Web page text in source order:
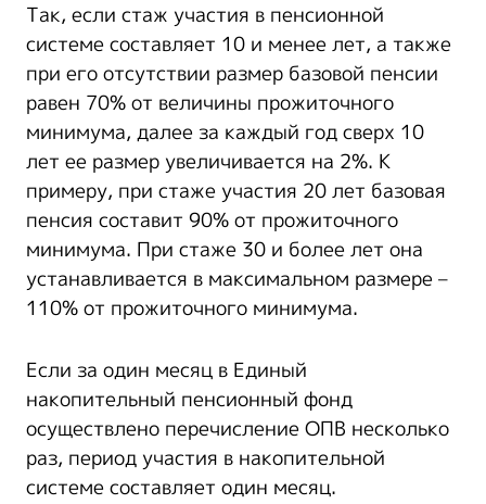
Так, если стаж участия в пенсионной
системе составляет 10 и менее лет, а также
при его отсутствии размер базовой пенсии
равен 70% от величины прожиточного
минимума, далее за каждый год сверх 10
лет ее размер увеличивается на 2%. К
примеру, при стаже участия 20 лет базовая
пенсия составит 90% от прожиточного
минимума. При стаже 30 и более лет она
устанавливается в максимальном размере –
110% от прожиточного минимума.
Если за один месяц в Единый
накопительный пенсионный фонд
осуществлено перечисление ОПВ несколько
раз, период участия в накопительной
системе составляет один месяц.